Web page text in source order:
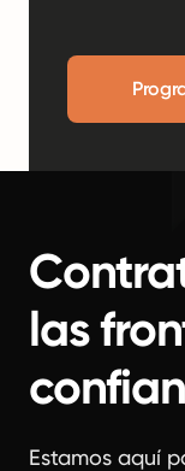
las
Estamos aquí